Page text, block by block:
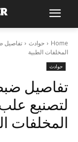
Home حوادث
تفاصيل
المخلفات الطبية
حوادث
تفاصيل
لتصنيع
المخلفات